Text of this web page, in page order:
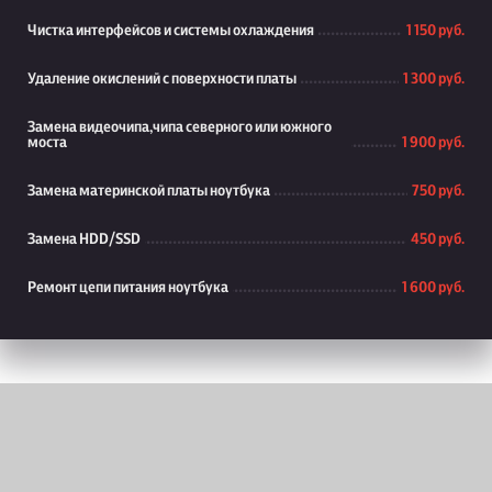
Чистка интерфейсов и системы охлаждения 1 150 руб.
Удаление окислений с поверхности платы 1 300 руб.
Замена видеочипа,чипа северного или южного
моста
1 900 руб.
Замена материнской платы ноутбука 750 руб.
Замена HDD/SSD 450 руб.
Ремонт цепи питания ноутбука 1 600 руб.